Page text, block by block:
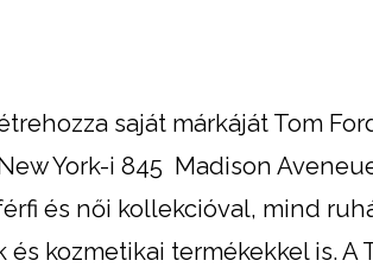
saját márkáját Tom
York-i 845 Madison
és női kollekcióval, mind
kozmetikai termékekkel is. A